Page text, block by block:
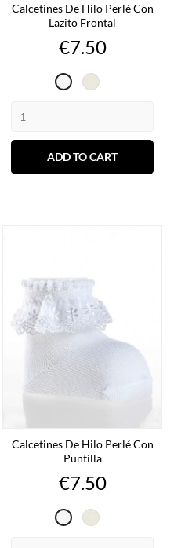
Calcetines De Hilo Perlé Con
Lazito Frontal
Price
€7.50
BlancoCava
ADD TO CART
Calcetines De Hilo Perlé Con
Puntilla
Price
€7.50
Blanco Cava